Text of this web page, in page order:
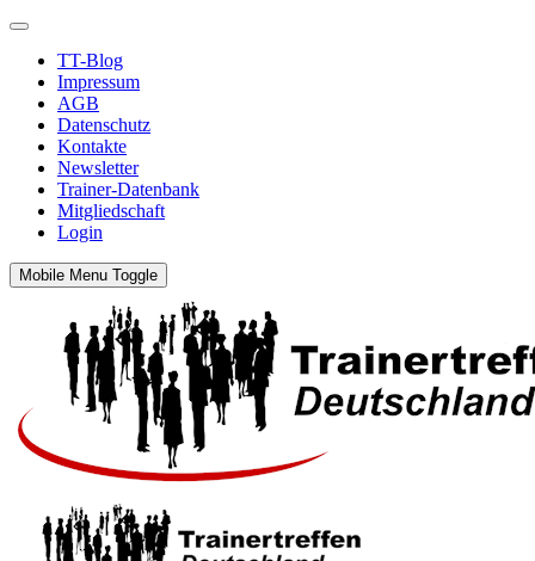
TT-Blog
Impressum
AGB
Datenschutz
Kontakte
Newsletter
Trainer-Datenbank
Mitgliedschaft
Login
Mobile Menu Toggle